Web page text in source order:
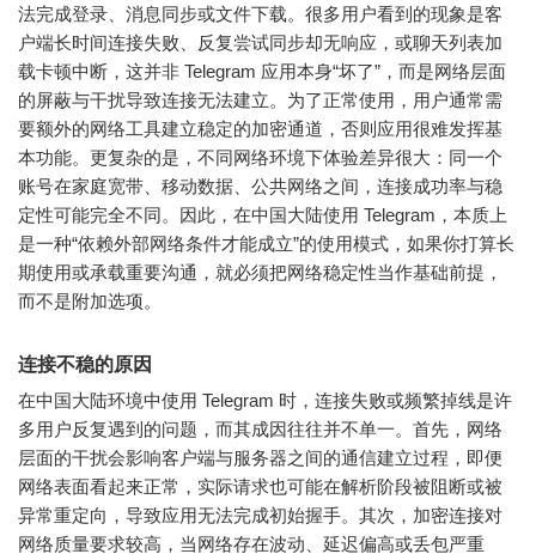
法完成登录、消息同步或文件下载。很多用户看到的现象是客
户端长时间连接失败、反复尝试同步却无响应，或聊天列表加
载卡顿中断，这并非 Telegram 应用本身“坏了”，而是网络层面
的屏蔽与干扰导致连接无法建立。为了正常使用，用户通常需
要额外的网络工具建立稳定的加密通道，否则应用很难发挥基
本功能。更复杂的是，不同网络环境下体验差异很大：同一个
账号在家庭宽带、移动数据、公共网络之间，连接成功率与稳
定性可能完全不同。因此，在中国大陆使用 Telegram，本质上
是一种“依赖外部网络条件才能成立”的使用模式，如果你打算长
期使用或承载重要沟通，就必须把网络稳定性当作基础前提，
而不是附加选项。
连接不稳的原因
在中国大陆环境中使用 Telegram 时，连接失败或频繁掉线是许
多用户反复遇到的问题，而其成因往往并不单一。首先，网络
层面的干扰会影响客户端与服务器之间的通信建立过程，即便
网络表面看起来正常，实际请求也可能在解析阶段被阻断或被
异常重定向，导致应用无法完成初始握手。其次，加密连接对
网络质量要求较高，当网络存在波动、延迟偏高或丢包严重